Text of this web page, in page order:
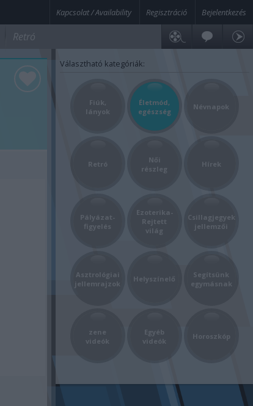
Kapcsolat / Availability Regisztráció Bejelentkezés
Retró
Választható kategóriák:
Fiúk,
lányok
Életmód,
egészség
Névnapok
Retró
Női
részleg
Hírek
Pályázat-
figyelés
Ezoterika-
Rejtett
világ
Csillagjegyek
jellemzői
Asztrológiai
jellemrajzok
Helyszínelő
Segítsünk
egymásnak
zene
videók
Egyéb
videók
Horoszkóp